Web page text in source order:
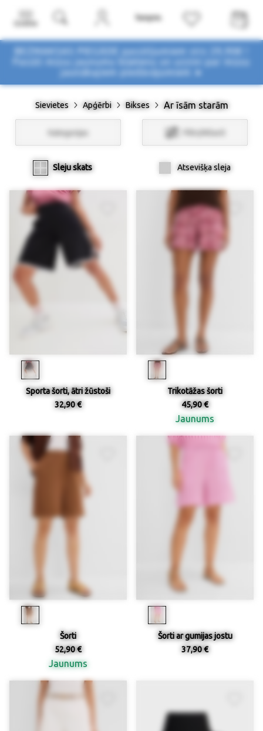
BEZMAKSAS PIEGĀDE pasūtījumiem virs 29,90€ !
Pasūti mūsu jaunumu biļetenu un uzzini par mūsu
Sievietes Apģērbi Bikses Ar īsām starām
Kategorijas Filtri/Atlasīt
Sleju skats Atsevišķa sleja
Sporta šorti, ātri žūstoši
32,90 €
Trikotāžas šorti
45,90 €
Jaunums
Šorti
52,90 €
Jaunums
Šorti ar gumijas jostu
37,90 €